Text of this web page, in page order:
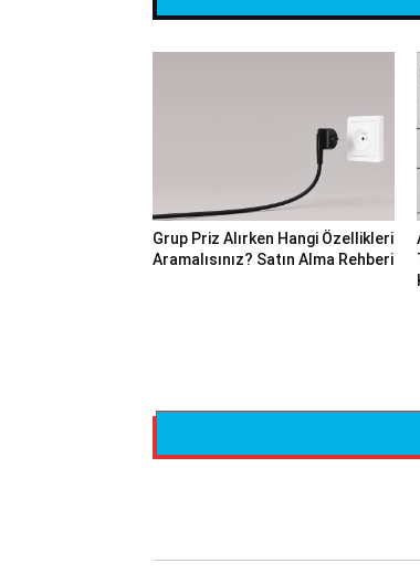
Grup Priz Alırken Hangi Özellikleri
Aramalısınız? Satın Alma Rehberi